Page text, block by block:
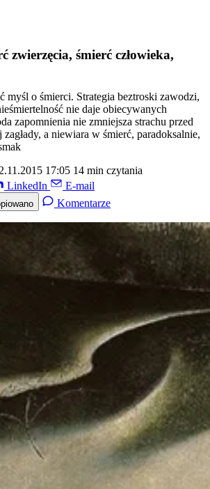
zwierzęcia, śmierć człowieka,
myśl o śmierci. Strategia beztroski zawodzi,
nie daje obiecywanych
zapomnienia nie zmniejsza strachu przed
a niewiara w śmierć, paradoksalnie,
17:05 14 min czytania
LinkedIn E-mail
Komentarze